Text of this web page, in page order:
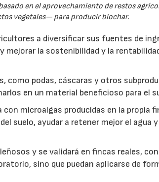
en el aprovechamiento de restos
vegetales— para producir biochar.
a diversificar sus fuentes de
la sostenibilidad y la
como podas, cáscaras y otros
en un material beneficioso para el
microalgas producidas en la propia
suelo, ayudar a retener mejor el agua
y se validará en fincas reales,
sino que puedan aplicarse de